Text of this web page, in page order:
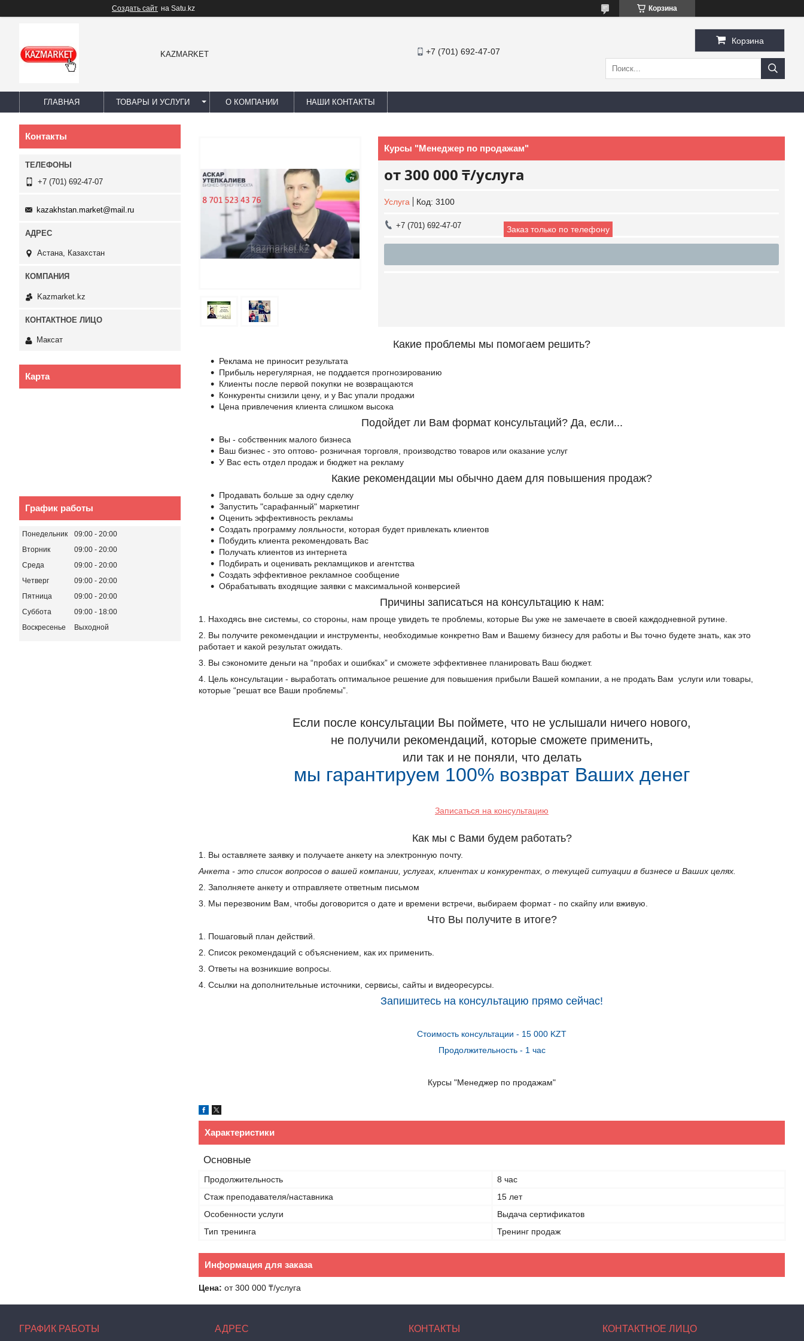
Создать сайт на Satu.kz Корзина
KAZMARKET +7 (701) 692-47-07
Корзина
ГЛАВНАЯ ТОВАРЫ И УСЛУГИ О КОМПАНИИ НАШИ КОНТАКТЫ
Курсы "Менеджер по продажам"
от 300 000 ₸/услуга
Услуга Код: 3100
+7 (701) 692-47-07 Заказ только по телефону
Какие проблемы мы помогаем решить?
Реклама не приносит результата
Прибыль нерегулярная, не поддается прогнозированию
Клиенты после первой покупки не возвращаются
Конкуренты снизили цену, и у Вас упали продажи
Цена привлечения клиента слишком высока
Подойдет ли Вам формат консультаций? Да, если...
Вы - собственник малого бизнеса
Ваш бизнес - это оптово- розничная торговля, производство товаров или оказание услуг
У Вас есть отдел продаж и бюджет на рекламу
Какие рекомендации мы обычно даем для повышения продаж?
Продавать больше за одну сделку
Запустить "сарафанный" маркетинг
Оценить эффективность рекламы
Создать программу лояльности, которая будет привлекать клиентов
Побудить клиента рекомендовать Вас
Получать клиентов из интернета
Подбирать и оценивать рекламщиков и агентства
Создать эффективное рекламное сообщение
Обрабатывать входящие заявки с максимальной конверсией
Причины записаться на консультацию к нам:
1. Находясь вне системы, со стороны, нам проще увидеть те проблемы, которые Вы уже не замечаете в своей каждодневной рутине.
2. Вы получите рекомендации и инструменты, необходимые конкретно Вам и Вашему бизнесу для работы и Вы точно будете знать, как это
работает и какой результат ожидать.
3. Вы сэкономите деньги на “пробах и ошибках” и сможете эффективнее планировать Ваш бюджет.
4. Цель консультации - выработать оптимальное решение для повышения прибыли Вашей компании, а не продать Вам услуги или товары,
которые “решат все Ваши проблемы”.
Если после консультации Вы поймете, что не услышали ничего нового,
не получили рекомендаций, которые сможете применить,
или так и не поняли, что делать
мы гарантируем 100% возврат Ваших денег
Записаться на консультацию
Как мы с Вами будем работать?
1. Вы оставляете заявку и получаете анкету на электронную почту.
Анкета - это список вопросов о вашей компании, услугах, клиентах и конкурентах, о текущей ситуации в бизнесе и Ваших целях.
2. Заполняете анкету и отправляете ответным письмом
3. Мы перезвоним Вам, чтобы договорится о дате и времени встречи, выбираем формат - по скайпу или вживую.
Что Вы получите в итоге?
1. Пошаговый план действий.
2. Список рекомендаций с объяснением, как их применить.
3. Ответы на возникшие вопросы.
4. Ссылки на дополнительные источники, сервисы, сайты и видеоресурсы.
Запишитесь на консультацию прямо сейчас!
Стоимость консультации - 15 000 KZT
Продолжительность - 1 час
Курсы "Менеджер по продажам"
Характеристики
Основные
Продолжительность
8 час
Стаж преподавателя/наставника
15 лет
Особенности услуги
Выдача сертификатов
Тип тренинга
Тренинг продаж
Информация для заказа
Цена: от 300 000 ₸/услуга
Контакты
+7 (701) 692-47-07
kazakhstan.market@mail.ru
Астана, Казахстан
Kazmarket.kz
Максат
Карта
График работы
Понедельник 09:00
20:00
Вторник
09:00
20:00
Среда
09:00
20:00
Четверг
09:00
20:00
Пятница
09:00
20:00
Суббота
09:00
18:00
Воскресенье
Выходной
ГРАФИК РАБОТЫ